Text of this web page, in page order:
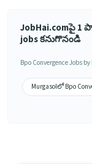
JobHai.comపై 1
jobs కనుగొనండి
Bpo Convergence Jobs
Murgasolలో Bpo